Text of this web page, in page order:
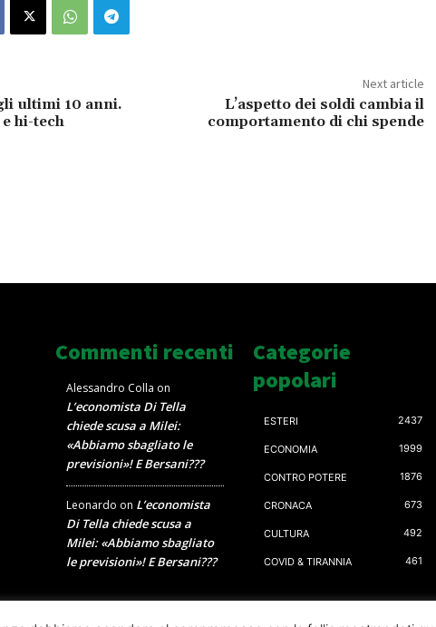
ultimi 10 anni.
hi-tech
Next article
L’aspetto dei soldi cambia il
comportamento di chi spende
Commenti recenti
Alessandro Colla on
L’economista Di Tella
chiede scusa a Milei:
«Abbiamo sbagliato le
previsioni»! E Bersani???
Leonardo on L’economista
Di Tella chiede scusa a
Milei: «Abbiamo sbagliato
le previsioni»! E Bersani???
Categorie
popolari
ESTERI 2437
ECONOMIA 1999
CONTRO POTERE 1876
CRONACA 673
CULTURA 492
COVID & TIRANNIA 461